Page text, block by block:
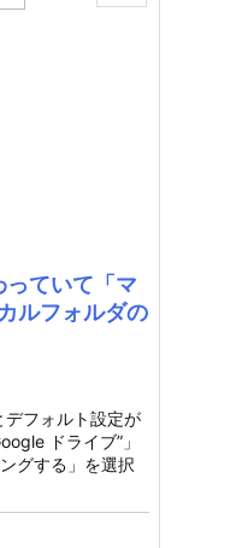
ていて「マ
ルフォルダの
フォルト設定が
ドライブ”」
グする」を選択